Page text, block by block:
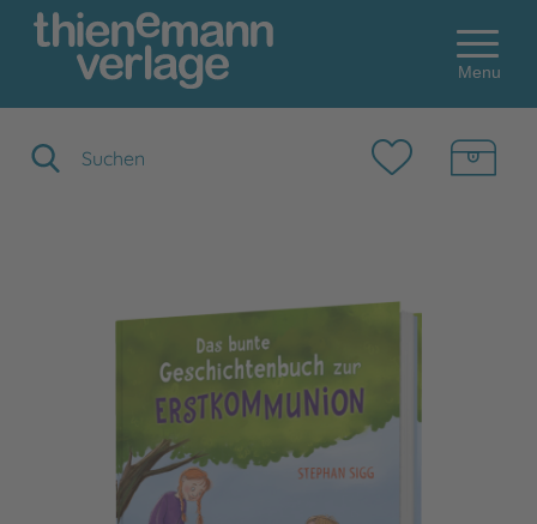
Menu